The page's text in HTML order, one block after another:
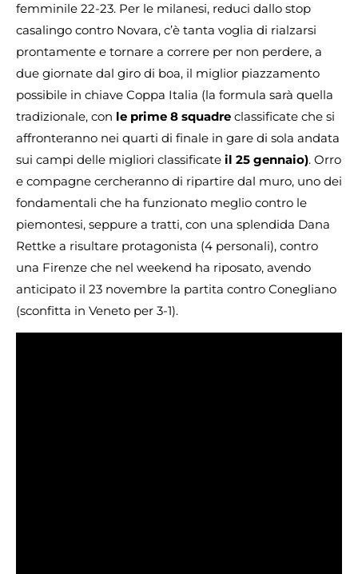
femminile 22-23. Per le milanesi, reduci dallo stop
casalingo contro Novara, c’è tanta voglia di rialzarsi
prontamente e tornare a correre per non perdere, a
due giornate dal giro di boa, il miglior piazzamento
possibile in chiave Coppa Italia (la formula sarà quella
tradizionale, con le prime 8 squadre classificate che si
affronteranno nei quarti di finale in gare di sola andata
sui campi delle migliori classificate il 25 gennaio). Orro
e compagne cercheranno di ripartire dal muro, uno dei
fondamentali che ha funzionato meglio contro le
piemontesi, seppure a tratti, con una splendida Dana
Rettke a risultare protagonista (4 personali), contro
una Firenze che nel weekend ha riposato, avendo
anticipato il 23 novembre la partita contro Conegliano
(sconfitta in Veneto per 3-1).